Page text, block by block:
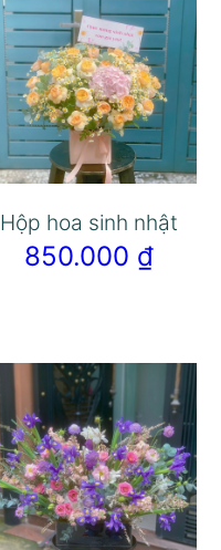
Hộp hoa sinh nhật
850.000 ₫